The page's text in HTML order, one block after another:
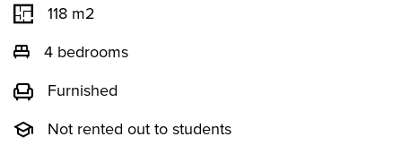
118 m2
4 bedrooms
Furnished
Not rented out to students